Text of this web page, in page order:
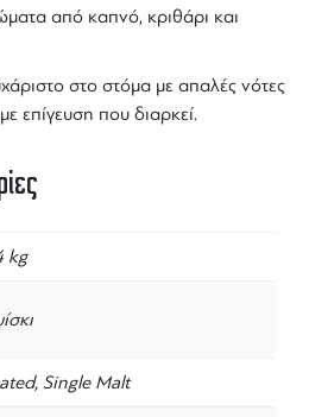
από καπνό, κριθάρι και
στο στόμα με απαλές νότες
επίγευση που διαρκεί.
kg
Single Malt